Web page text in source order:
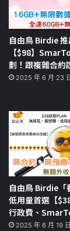
自由鳥 Birdie
【$98】
劃！跟複雜合約
2025 年 6 月 23
自由鳥 Birdie「
低用量首選【
行政費、
2025 年 6 月 19 日